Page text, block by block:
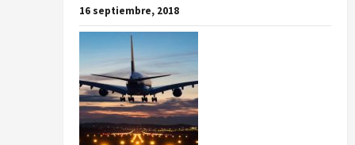
16 septiembre, 2018